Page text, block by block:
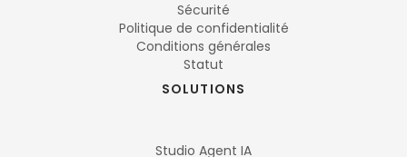
Sécurité
Politique de confidentialité
Conditions générales
Statut
SOLUTIONS
Studio Agent IA